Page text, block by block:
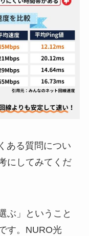
ある質問につい
にしてみてくだ
ぶ」ということ
す。NURO光